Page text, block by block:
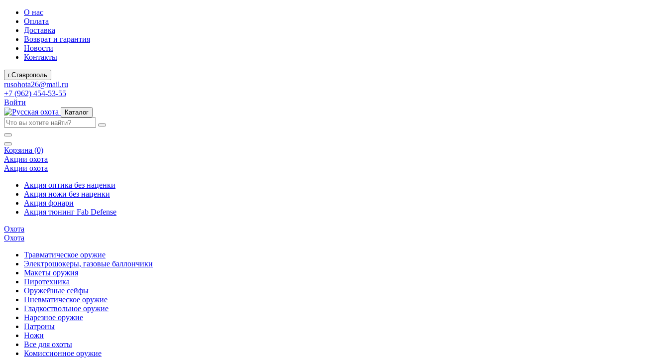
О нас
Оплата
Доставка
Возврат и гарантия
Новости
Контакты
г.Ставрополь
rusohota26@mail.ru
+7 (962) 454-53-55
Войти
Каталог
Корзина (0)
Акции охота
Акции охота
Акция оптика без наценки
Акция ножи без наценки
Акция фонари
Акция тюнинг Fab Defense
Охота
Охота
Травматическое оружие
Электрошокеры, газовые баллончики
Макеты оружия
Пиротехника
Оружейные сейфы
Пневматическое оружие
Гладкоствольное оружие
Нарезное оружие
Патроны
Ножи
Все для охоты
Комиссионное оружие